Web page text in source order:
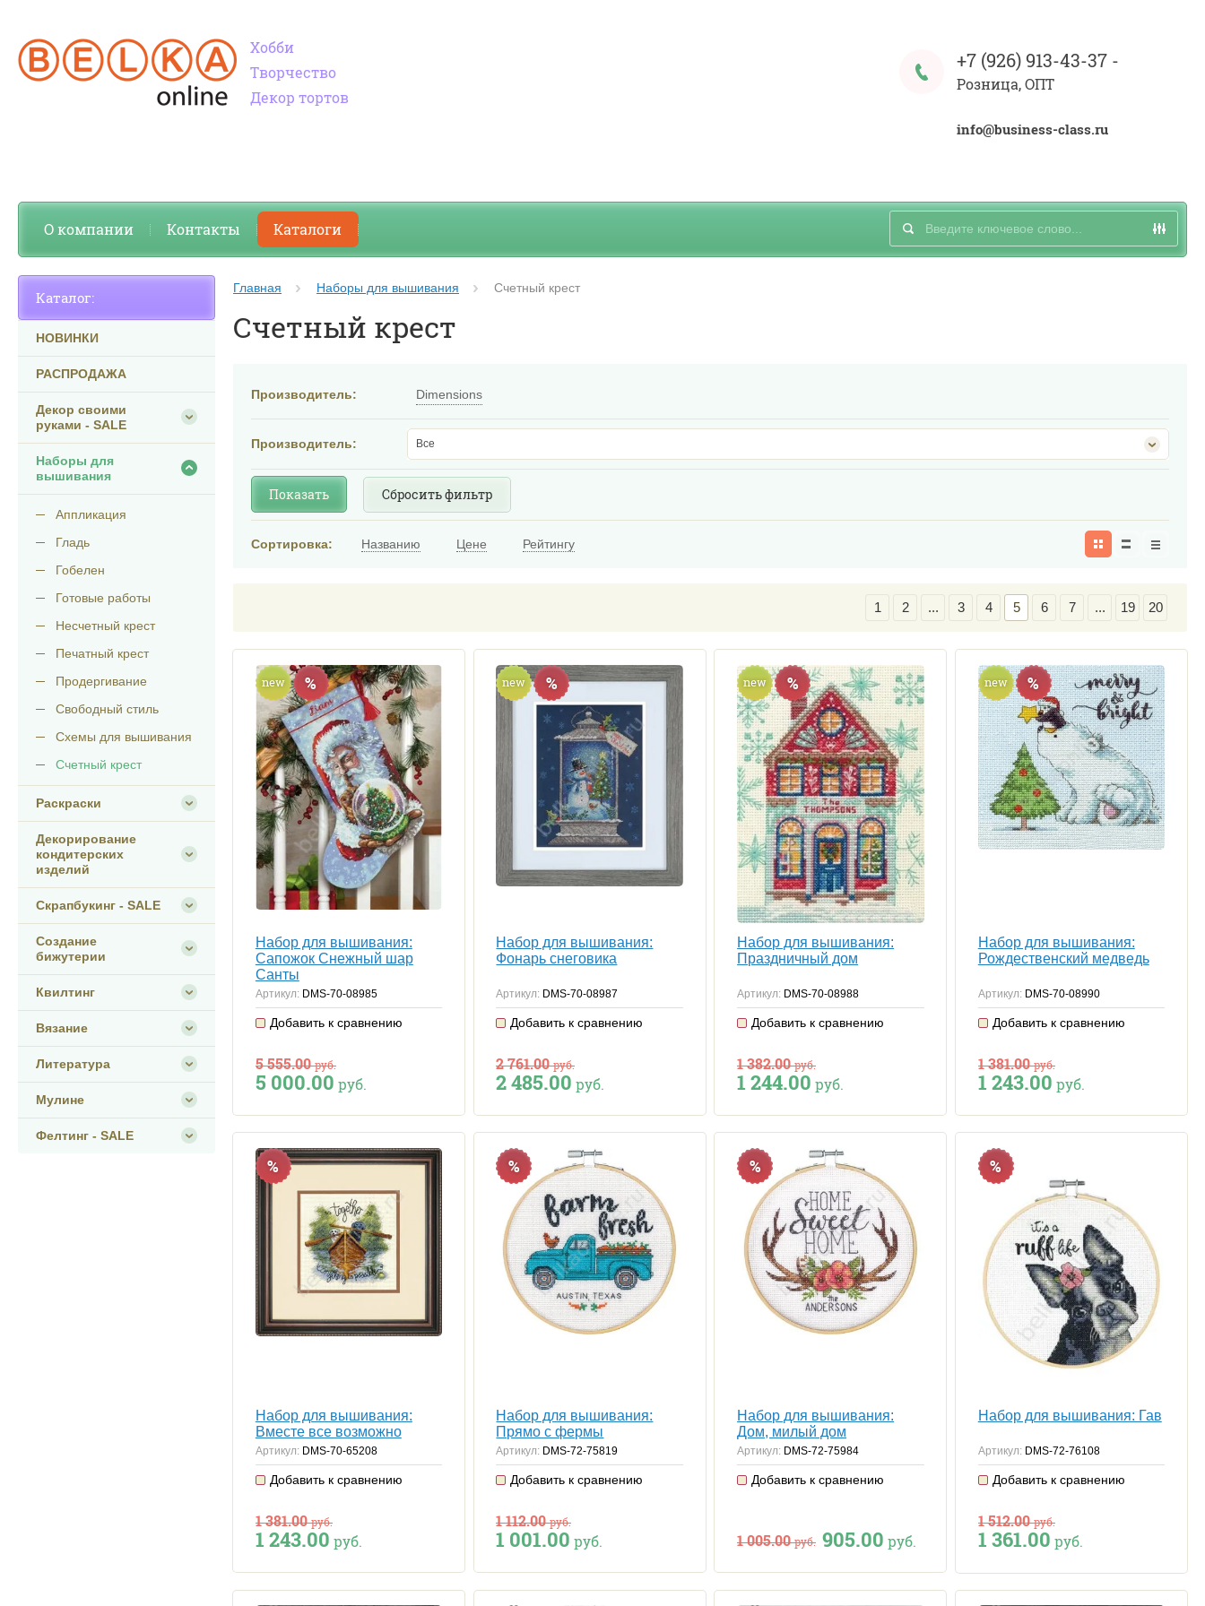
Хобби
Творчество
Декор тортов
+7 (926) 913-43-37 -
Розница, ОПТ
info@business-class.ru
О компании Контакты Каталоги
Главная Наборы для вышивания Счетный крест
Счетный крест
Производитель: Dimensions
Производитель: Все
Показать Сбросить фильтр
Сортировка: Названию Цене Рейтингу
1 2 ... 3 4 5 6 7 ... 19 20
new %
Набор для вышивания:
Сапожок Снежный шар
Санты
Артикул:DMS-70-08985
Добавить к сравнению
5 555.00руб.
5 000.00 руб.
new %
Набор для вышивания:
Фонарь снеговика
Артикул: DMS-70-08987
Добавить к сравнению
2 761.00руб.
2 485.00 руб.
new %
Набор для вышивания:
Праздничный дом
Артикул: DMS-70-08988
Добавить к сравнению
1 382.00руб.
1 244.00 руб.
new %
Набор для вышивания:
Рождественский медведь
Артикул:DMS-70-08990
Добавить к сравнению
1 381.00руб.
1 243.00 руб.
%
Набор для вышивания:
Вместе все возможно
Артикул:DMS-70-65208
Добавить к сравнению
1 381.00руб.
1 243.00 руб.
%
Набор для вышивания:
Прямо с фермы
Артикул: DMS-72-75819
Добавить к сравнению
1 112.00руб.
1 001.00 руб.
%
Набор для вышивания:
Дом, милый дом
Артикул: DMS-72-75984
Добавить к сравнению
1 005.00руб. 905.00 руб.
%
Набор для вышивания: Гав
Артикул:DMS-72-76108
Добавить к сравнению
1 512.00руб.
1 361.00 руб.
Каталог:
НОВИНКИ
РАСПРОДАЖА
Декор своими
руками - SALE
Наборы для
вышивания
Аппликация
Гладь
Гобелен
Готовые работы
Несчетный крест
Печатный крест
Продергивание
Свободный стиль
Схемы для вышивания
Счетный крест
Раскраски
Декорирование
кондитерских
изделий
Скрапбукинг - SALE
Создание
бижутерии
Квилтинг
Вязание
Литература
Мулине
Фелтинг - SALE